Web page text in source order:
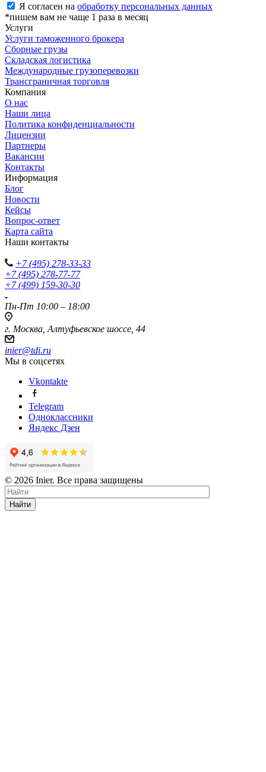
Я согласен на обработку персональных данных
*пишем вам не чаще 1 раза в месяц
Услуги
Услуги таможенного брокера
Сборные грузы
Складская логистика
Международные грузоперевозки
Трансграничная торговля
Компания
О нас
Наши лица
Политика конфиденциальности
Лицензии
Партнеры
Вакансии
Контакты
Информация
Блог
Новости
Кейсы
Вопрос-ответ
Карта сайта
Наши контакты
+7 (495) 278-33-33
+7 (495) 278-77-77
+7 (499) 159-30-30
Пн-Пт 10:00 – 18:00
г. Москва, Алтуфьевское шоссе, 44
inier@tdi.ru
Мы в соцсетях
Vkontakte
Telegram
Одноклассники
Яндекс Дзен
© 2026 Inier. Все права защищены
Найти